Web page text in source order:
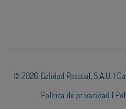
© 2026 Calidad Pascual, S.A.U. |
Política de privacidad |